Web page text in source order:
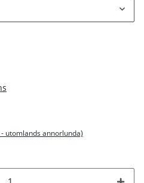
- utomlands annorlunda)